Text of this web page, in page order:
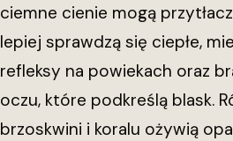
ciemne cienie mogą
lepiej sprawdzą się ciepłe,
refleksy na powiekach oraz
oczu, które podkreślą blask.
brzoskwini i koralu ożywią